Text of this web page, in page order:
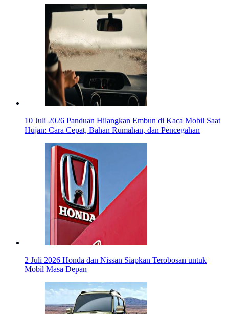
10 Juli 2026 Panduan Hilangkan Embun di Kaca Mobil Saat
Hujan: Cara Cepat, Bahan Rumahan, dan Pencegahan
2 Juli 2026 Honda dan Nissan Siapkan Terobosan untuk
Mobil Masa Depan